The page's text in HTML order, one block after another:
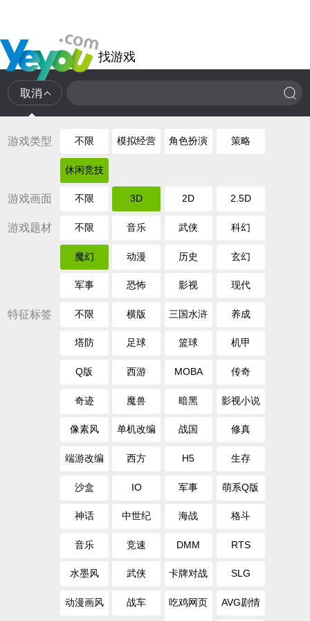
找游戏
取消
游戏类型 不限 模拟经营 角色扮演 策略
休闲竞技
游戏画面 不限 3D 2D 2.5D
游戏题材 不限 音乐 武侠 科幻
魔幻 动漫 历史 玄幻
军事 恐怖 影视 现代
特征标签 不限 横版 三国水浒 养成
塔防 足球 篮球 机甲
Q版 西游 MOBA 传奇
奇迹 魔兽 暗黑 影视小说
像素风 单机改编 战国 修真
端游改编 西方 H5 生存
沙盒 IO 军事 萌系Q版
神话 中世纪 海战 格斗
音乐 竞速 DMM RTS
水墨风 武侠 卡牌对战 SLG
动漫画风 战车 吃鸡网页 AVG剧情